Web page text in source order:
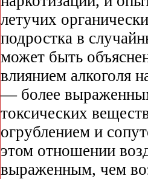
летучих
подростка в
может быть
влиянием алкоголя
— более
токсических
огрублением и
этом отношении
выраженным, чем